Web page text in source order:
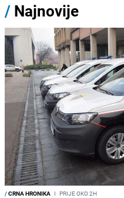
/ Najnovije
/CRNA HRONIKA I PRIJE OKO 2H